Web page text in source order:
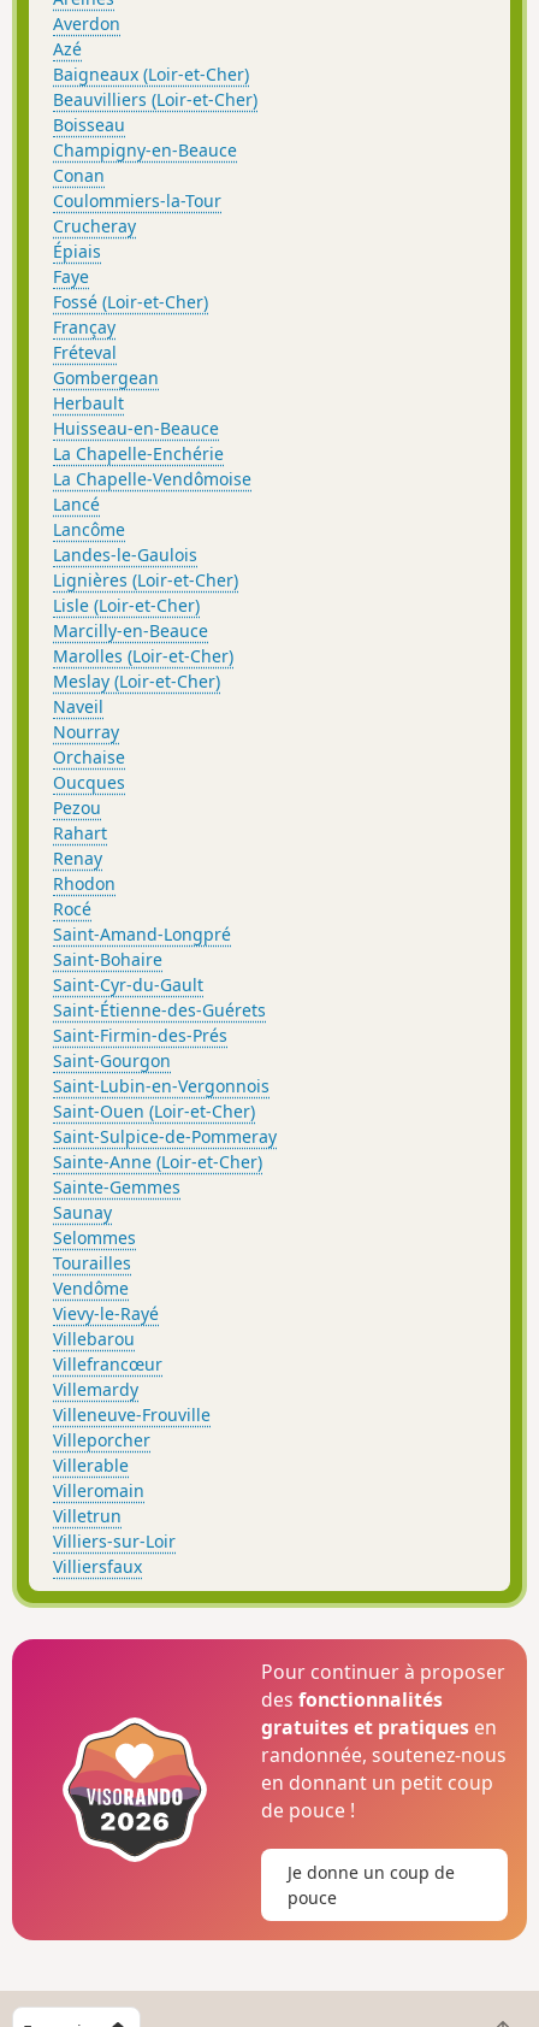
Averdon
Azé
Baigneaux (Loir-et-Cher)
Beauvilliers (Loir-et-Cher)
Boisseau
Champigny-en-Beauce
Conan
Coulommiers-la-Tour
Crucheray
Épiais
Faye
Fossé (Loir-et-Cher)
Françay
Fréteval
Gombergean
Herbault
Huisseau-en-Beauce
La Chapelle-Enchérie
La Chapelle-Vendômoise
Lancé
Lancôme
Landes-le-Gaulois
Lignières (Loir-et-Cher)
Lisle (Loir-et-Cher)
Marcilly-en-Beauce
Marolles (Loir-et-Cher)
Meslay (Loir-et-Cher)
Naveil
Nourray
Orchaise
Oucques
Pezou
Rahart
Renay
Rhodon
Rocé
Saint-Amand-Longpré
Saint-Bohaire
Saint-Cyr-du-Gault
Saint-Étienne-des-Guérets
Saint-Firmin-des-Prés
Saint-Gourgon
Saint-Lubin-en-Vergonnois
Saint-Ouen (Loir-et-Cher)
Saint-Sulpice-de-Pommeray
Sainte-Anne (Loir-et-Cher)
Sainte-Gemmes
Saunay
Selommes
Tourailles
Vendôme
Vievy-le-Rayé
Villebarou
Villefrancœur
Villemardy
Villeneuve-Frouville
Villeporcher
Villerable
Villeromain
Villetrun
Villiers-sur-Loir
Villiersfaux
Pour continuer à proposer
desfonctionnalités
gratuites et pratiques en
randonnée, soutenez-nous
en donnant un petit coup
de pouce !
Je donne un coup de
pouce
C